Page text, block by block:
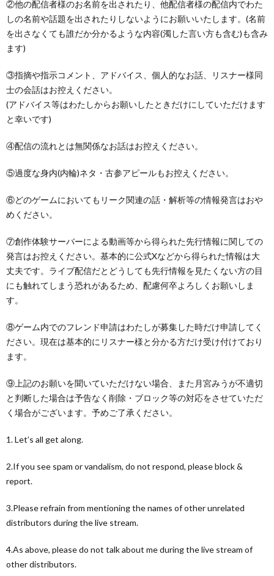
②他の配信者様のお名前を出されたり、他配信者様の配信内でわた
しの名前や話題を出されたりしないようにお願いいたします。(名前
を出さなくても誰だか分かるような内容(濁した言い方も含む)も含み
ます)
③指摘や指示コメント、アドバイス、個人的なお話、リスナー様同
士の会話はお控えください。
(アドバイス等はわたしからお願いしたときだけにしていただけます
と幸いです)
④配信の流れとは無関係なお話はお控えください。
⑤過度な身内(内輪)ネタ・古参アピールもお控えください。
⑥どのゲームにおいてもリーク関連の話・解析等の情報発言はおや
めください。
⑦創作体験サーバーによる動画等から得られた先行情報に関しての
発言はお控えください。基本的に公式Xなどから得られた情報は大
丈夫です。ライブ配信だとどうしても先行情報を見たくない方の目
にも触れてしまう恐れがあるため、配慮何卒よろしくお願いしま
す。
⑧ゲーム内でのフレンド申請はわたしが募集した時だけ申請してく
ださい。現在は基本的にリスナー様と分かる方だけ受け付けており
ます。
⑨上記のお願いを聞いていただけない場合、また月宮みうが不適切
と判断した場合は予告なく削除・ブロック等の対応をさせていただ
く場合がございます。予めご了承ください。
1. Let’s all get along.
2.If you see spam or vandalism, do not respond, please block &
report.
3.Please refrain from mentioning the names of other unrelated
distributors during the live stream.
4.As above, please do not talk about me during the live stream of
other distributors.